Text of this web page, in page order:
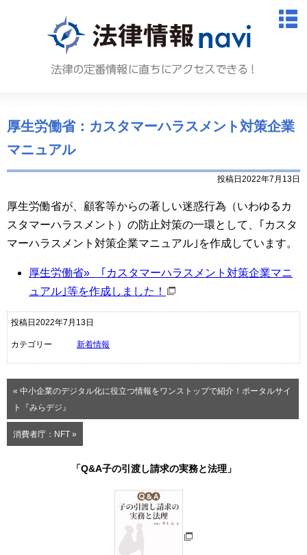
法律情
厚生労働省：カスタマーハラスメント対策企業
マニュアル
投稿日2022年7月13日
厚生労働省が、顧客等からの著しい迷惑行為（いわゆるカ
スタマーハラスメント）の防止対策の一環として、｢カスタ
マーハラスメント対策企業マニュアル｣を作成しています。
厚生労働省» ｢カスタマーハラスメント対策企業マニ
ュアル｣等を作成しました！
投稿日2022年7月13日
カテゴリー 新着情報
« 中小企業のデジタル化に役立つ情報をワンストップで紹介！ポータルサイ
ト『みらデジ』
消費者庁：NFT »
「Q&A子の引渡し請求の実務と法理」